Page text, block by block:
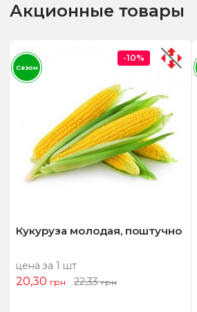
Акционные товары
Кукуруза молодая, поштучно
цена за 1 шт
20,30 грн 22,33грн
-10%
Сезон